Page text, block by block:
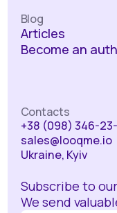
Blog
Articles
Become an
Contacts
+38 (098) 346-
sales@looqme.io
Ukraine, Kyiv
Subscribe to
We send